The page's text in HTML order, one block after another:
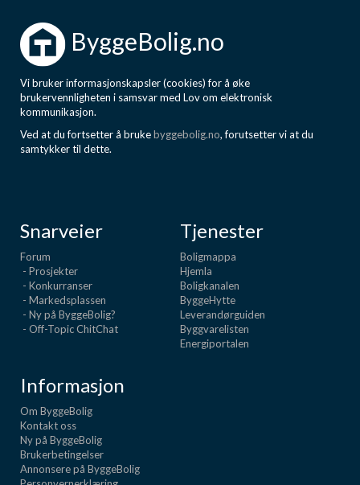
ByggeBolig.no
Vi bruker informasjonskapsler (cookies) for å øke
brukervennligheten i samsvar med Lov om elektronisk
kommunikasjon.
Ved at du fortsetter å brukebyggebolig.no, forutsetter vi at du
samtykker til dette.
Snarveier
Forum
- Prosjekter
- Konkurranser
- Markedsplassen
- Ny på ByggeBolig?
- Off-Topic ChitChat
Tjenester
Boligmappa
Hjemla
Boligkanalen
ByggeHytte
Leverandørguiden
Byggvarelisten
Energiportalen
Informasjon
Om ByggeBolig
Kontakt oss
Ny på ByggeBolig
Brukerbetingelser
Annonsere på ByggeBolig